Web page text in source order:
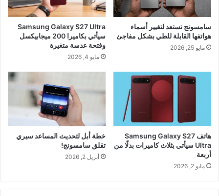
سامسونج تستعد لتغيير أسماء
هواتفها القابلة للطي بشكل مفاجئ
مايو 25, 2026
Samsung Galaxy S27 Ultra
سيأتي بكاميرا 200 ميجابيكسل
وفتحة عدسة متغيرة
مايو 4, 2026
هاتف Samsung Galaxy S27
Ultra سيأتي بثلاث كاميرات بدلًا من
أربعة
مايو 2, 2026
خطة أبل لتحديث المساعد سيري
تقلق سامسونج!
أبريل 2, 2026